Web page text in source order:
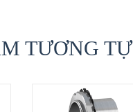
TƯƠNG TỰ